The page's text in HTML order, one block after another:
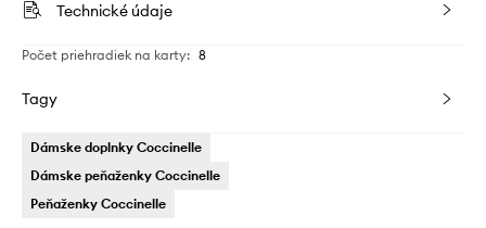
Technické údaje
Počet priehradiek na karty: 8
Tagy
Dámske doplnky Coccinelle
Dámske peňaženky Coccinelle
Peňaženky Coccinelle